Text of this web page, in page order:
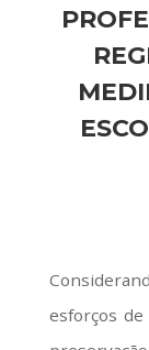
esforços